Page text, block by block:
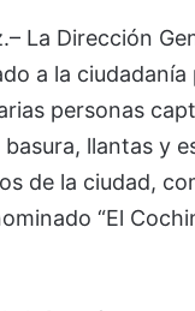
La Dirección
a la ciudadanía
personas
llantas y
de la ciudad,
“El